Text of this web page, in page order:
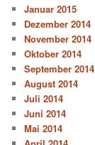
Januar 2015
Dezember 2014
November 2014
Oktober 2014
September 2014
August 2014
Juli 2014
Juni 2014
Mai 2014